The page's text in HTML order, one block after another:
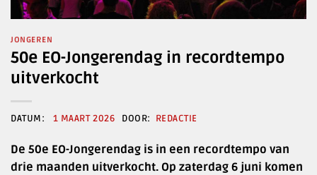
JONGEREN
50e EO-Jongerendag in recordtempo
uitverkocht
1 MAART 2026 REDACTIE
De 50e EO-Jongerendag is in een recordtempo van
drie maanden uitverkocht. Op zaterdag 6 juni komen